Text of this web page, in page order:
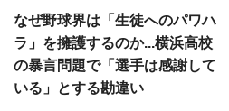
なぜ野球界は「生徒へのパワハ
ラ」を擁護するのか...横浜高校
の暴言問題で「選手は感謝して
いる」とする勘違い